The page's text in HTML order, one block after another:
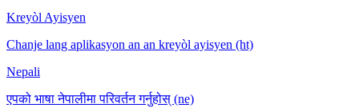
Kreyòl Ayisyen
Chanje lang aplikasyon an an kreyòl ayisyen (ht)
Nepali
एपको भाषा नेपालीमा परिवर्तन गर्नुहोस् (ne)